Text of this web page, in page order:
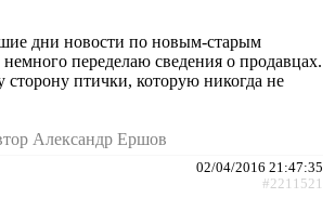
дни новости по новым-старым
переделаю сведения о продавцах.
птички, которую никогда не
Александр Ершов
02/04/2016 21:47:35
#2211521